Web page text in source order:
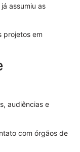
assumiu as
projetos em
audiências e
com órgãos de